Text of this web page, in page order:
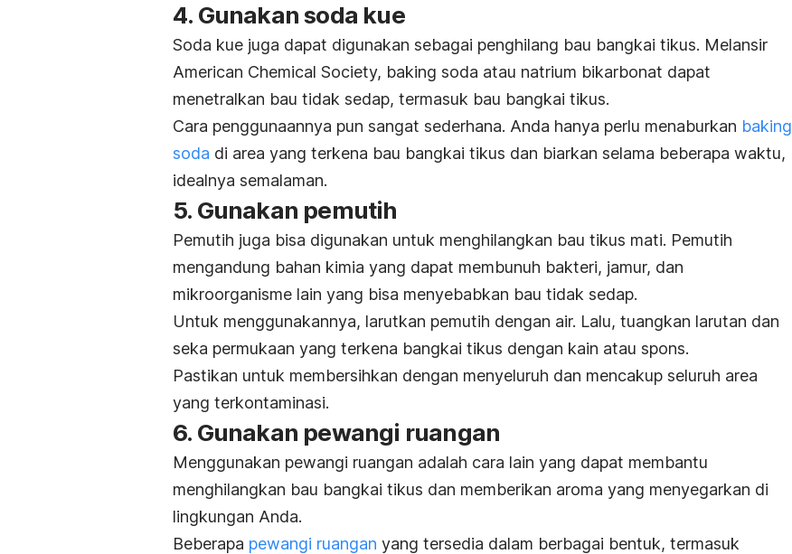
4. Gunakan soda kue
Soda kue juga dapat digunakan sebagai penghilang bau bangkai tikus. Melansir
American Chemical Society, baking soda atau natrium bikarbonat dapat
menetralkan bau tidak sedap, termasuk bau bangkai tikus.
Cara penggunaannya pun sangat sederhana. Anda hanya perlu menaburkan baking
soda di area yang terkena bau bangkai tikus dan biarkan selama beberapa waktu,
idealnya semalaman.
5. Gunakan pemutih
Pemutih juga bisa digunakan untuk menghilangkan bau tikus mati. Pemutih
mengandung bahan kimia yang dapat membunuh bakteri, jamur, dan
mikroorganisme lain yang bisa menyebabkan bau tidak sedap.
Untuk menggunakannya, larutkan pemutih dengan air. Lalu, tuangkan larutan dan
seka permukaan yang terkena bangkai tikus dengan kain atau spons.
Pastikan untuk membersihkan dengan menyeluruh dan mencakup seluruh area
yang terkontaminasi.
6. Gunakan pewangi ruangan
Menggunakan pewangi ruangan adalah cara lain yang dapat membantu
menghilangkan bau bangkai tikus dan memberikan aroma yang menyegarkan di
lingkungan Anda.
Beberapa pewangi ruangan yang tersedia dalam berbagai bentuk, termasuk